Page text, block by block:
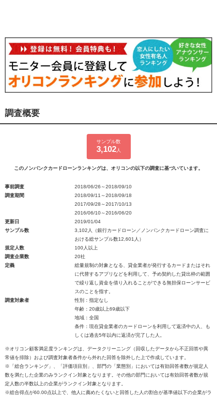
調査概要
サンプル数
3,102人
このノンバンクカードローンランキングは、オリコンの以下の調査に基づいています。
事前調査
2018/06/26～2018/09/10
調査期間
2018/09/11～2018/09/18
2017/09/28～2017/10/13
2016/06/10～2016/06/20
更新日
2019/01/04
サンプル数
3,102人（銀行カードローン／ノンバンクカードローン調査に
おける総サンプル数12,601人）
規定人数
100人以上
調査企業数
20社
定義
総量規制の対象となる、貸金業者が発行するカードまたはそれ
に代替するアプリなどを利用して、予め契約した貸出枠の範囲
で繰り返し資金を借り入れることができる無担保ローンサービ
スのことを指す。
調査対象者
性別：指定なし
年齢：20歳以上69歳以下
地域：全国
条件：現在貸金業者のカードローンを利用して返済中の人、も
しくは過去5年以内に返済が完了した人。
※オリコン顧客満足度ランキングは、データクリーニング（回収したデータから不正回答や異
常値を排除）および調査対象者条件から外れた回答を除外した上で作成しています。
※「総合ランキング」、「評価項目別」、部門の「業態別」においては有効回答者数が規定人
数を満たした企業のみランクイン対象となります。その他の部門においては有効回答者数が規
定人数の半数以上の企業がランクイン対象となります。
※総合得点が60.00点以上で、他人に薦めたくないと回答した人の割合が基準値以下の企業がラ